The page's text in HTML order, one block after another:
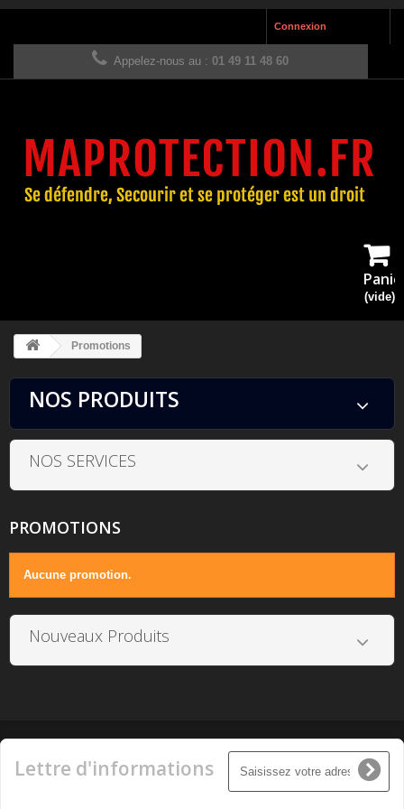
Connexion
Appelez-nous au : 01 49 11 48 60
(vide)
Promotions
NOS PRODUITS
NOS SERVICES
PROMOTIONS
Aucune promotion.
Nouveaux Produits
Lettre d'informations